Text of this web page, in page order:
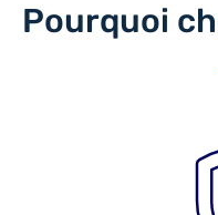
Pourquoi